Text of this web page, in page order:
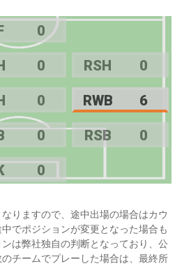
0
0 RSH 0
0 RWB 6
0 RSB 0
0
りますので、途中出場の場合はカウ
でポジションが変更となった場合も
は弊社独自の判断となっており、公
チームでプレーした場合は、最終所